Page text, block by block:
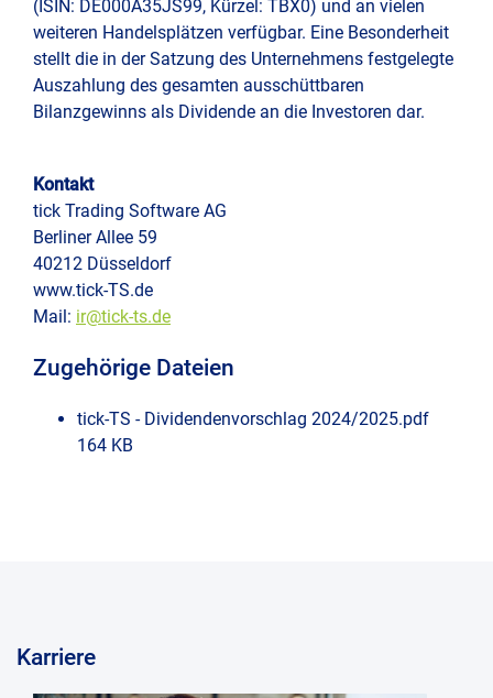
(ISIN: DE000A35JS99, Kürzel: TBX0) und an vielen
weiteren Handelsplätzen verfügbar. Eine Besonderheit
stellt die in der Satzung des Unternehmens festgelegte
Auszahlung des gesamten ausschüttbaren
Bilanzgewinns als Dividende an die Investoren dar.
Kontakt
tick Trading Software AG
Berliner Allee 59
40212 Düsseldorf
www.tick-TS.de
Mail: ir@tick-ts.de
Zugehörige Dateien
tick-TS - Dividendenvorschlag 2024/2025.pdf
164 KB
Karriere